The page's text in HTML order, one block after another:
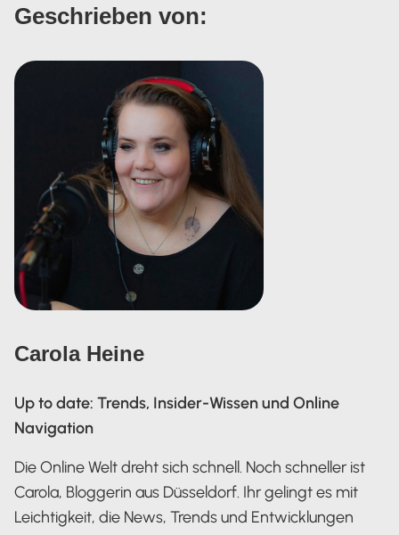
Geschrieben von:
Carola Heine
Up to date: Trends, Insider-Wissen und Online
Navigation
Die Online Welt dreht sich schnell. Noch schneller ist
Carola, Bloggerin aus Düsseldorf. Ihr gelingt es mit
Leichtigkeit, die News, Trends und Entwicklungen